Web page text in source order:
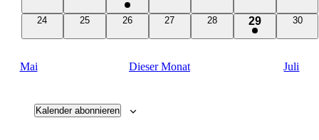
VeranstaltungenVeranstaltung
0
24
0
25
0
26
0
27
0
Veranstaltungen
28
1
29
0
30
Mai Dieser Monat Juli
Kalender abonnieren